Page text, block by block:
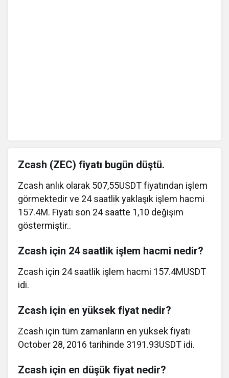
Zcash (ZEC) fiyatı bugün düştü.
Zcash anlık olarak 507,55USDT fiyatından işlem
görmektedir ve 24 saatlik yaklaşık işlem hacmi
157.4M. Fiyatı son 24 saatte 1,10 değişim
göstermiştir..
Zcash için 24 saatlik işlem hacmi nedir?
Zcash için 24 saatlik işlem hacmi 157.4MUSDT
idi.
Zcash için en yüksek fiyat nedir?
Zcash için tüm zamanların en yüksek fiyatı
October 28, 2016 tarihinde 3191.93USDT idi.
Zcash için en düşük fiyat nedir?